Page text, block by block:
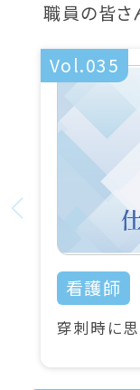
職員の皆さ
Vol.035
看護師
穿刺時に